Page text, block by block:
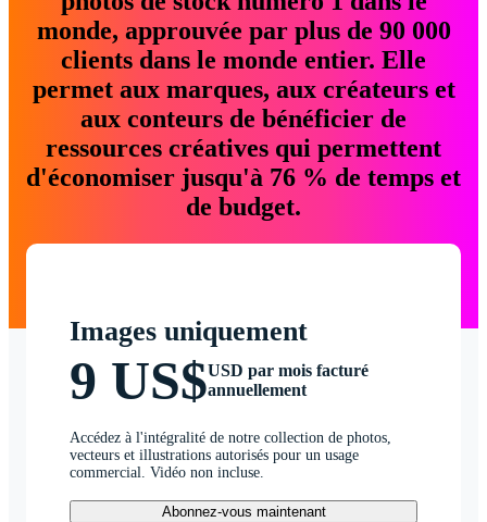
monde, approuvée par plus de 90 000
clients dans le monde entier. Elle
permet aux marques, aux créateurs et
aux conteurs de bénéficier de
ressources créatives qui permettent
d'économiser jusqu'à 76 % de temps et
de budget.
Images uniquement
9 US$USD par mois facturé
annuellement
Accédez à l'intégralité de notre collection de photos,
vecteurs et illustrations autorisés pour un usage
commercial. Vidéo non incluse.
Abonnez-vous maintenant